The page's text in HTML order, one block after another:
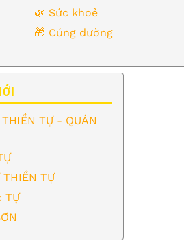
🌿️ Sức khoẻ
🎁️ Cúng dường
TỰ - QUÁN
THIỀN TỰ
TỰ